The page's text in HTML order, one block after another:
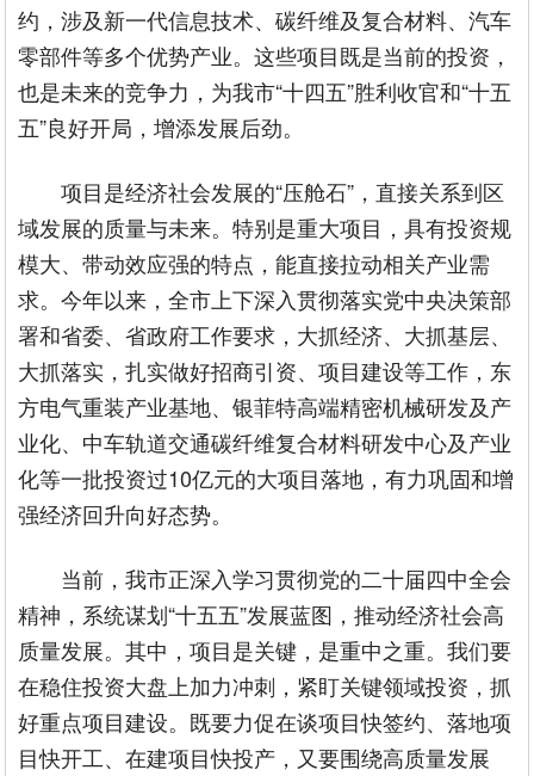
约，涉及新一代信息技术、碳纤维及复合材料、汽车
零部件等多个优势产业。这些项目既是当前的投资，
也是未来的竞争力，为我市“十四五”胜利收官和“十五
五”良好开局，增添发展后劲。
项目是经济社会发展的“压舱石”，直接关系到区
域发展的质量与未来。特别是重大项目，具有投资规
模大、带动效应强的特点，能直接拉动相关产业需
求。今年以来，全市上下深入贯彻落实党中央决策部
署和省委、省政府工作要求，大抓经济、大抓基层、
大抓落实，扎实做好招商引资、项目建设等工作，东
方电气重装产业基地、银菲特高端精密机械研发及产
业化、中车轨道交通碳纤维复合材料研发中心及产业
化等一批投资过10亿元的大项目落地，有力巩固和增
强经济回升向好态势。
当前，我市正深入学习贯彻党的二十届四中全会
精神，系统谋划“十五五”发展蓝图，推动经济社会高
质量发展。其中，项目是关键，是重中之重。我们要
在稳住投资大盘上加力冲刺，紧盯关键领域投资，抓
好重点项目建设。既要力促在谈项目快签约、落地项
目快开工、在建项目快投产，又要围绕高质量发展